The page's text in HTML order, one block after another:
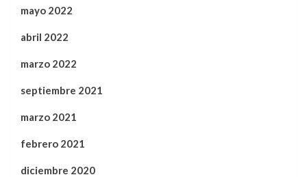
mayo 2022
abril 2022
marzo 2022
septiembre 2021
marzo 2021
febrero 2021
diciembre 2020